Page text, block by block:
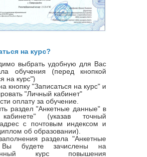
на курс?
выбрать удобную для Вас
обучения (перед кнопкой
на курс")
кнопку "Записаться на курс" и
"Личный кабинет"
оплату за обучение.
раздел "Анкетные данные" в
(указав точный
с почтовым индексом и
об образовании).
раздела "Анкетные
будете зачислены на
курс повышения